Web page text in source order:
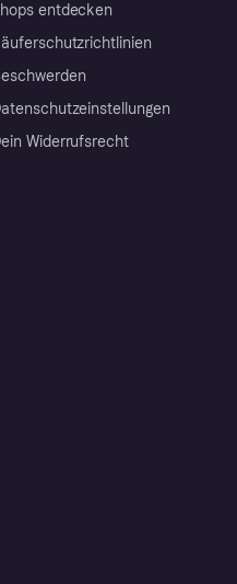
entdecken
Widerrufsrecht